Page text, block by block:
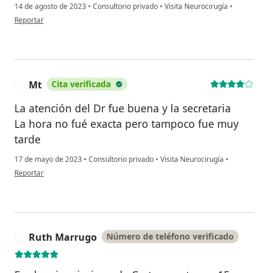
14 de agosto de 2023 • Consultorio privado • Visita Neurocirugía •
en opinión del usuario Paciente
Reportar
Mt Cita verificada
La atención del Dr fue buena y la secretaria
La hora no fué exacta pero tampoco fue muy
tarde
17 de mayo de 2023 • Consultorio privado • Visita Neurocirugía •
en opinión del usuario Mt
Reportar
Ruth Marrugo Número de teléfono verificado